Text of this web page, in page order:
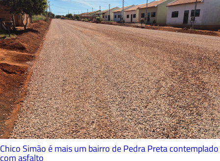
Chico Simão é mais um bairro de Pedra Preta contemplado
com asfalto